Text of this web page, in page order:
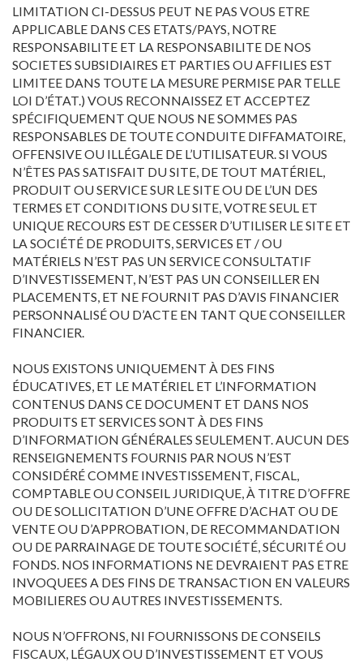
LIMITATION CI-DESSUS PEUT NE PAS VOUS ETRE
APPLICABLE DANS CES ETATS/PAYS, NOTRE
RESPONSABILITE ET LA RESPONSABILITE DE NOS
SOCIETES SUBSIDIAIRES ET PARTIES OU AFFILIES EST
LIMITEE DANS TOUTE LA MESURE PERMISE PAR TELLE
LOI D’ÉTAT.) VOUS RECONNAISSEZ ET ACCEPTEZ
SPÉCIFIQUEMENT QUE NOUS NE SOMMES PAS
RESPONSABLES DE TOUTE CONDUITE DIFFAMATOIRE,
OFFENSIVE OU ILLÉGALE DE L’UTILISATEUR. SI VOUS
N’ÊTES PAS SATISFAIT DU SITE, DE TOUT MATÉRIEL,
PRODUIT OU SERVICE SUR LE SITE OU DE L’UN DES
TERMES ET CONDITIONS DU SITE, VOTRE SEUL ET
UNIQUE RECOURS EST DE CESSER D’UTILISER LE SITE ET
LA SOCIÉTÉ DE PRODUITS, SERVICES ET / OU
MATÉRIELS N’EST PAS UN SERVICE CONSULTATIF
D’INVESTISSEMENT, N’EST PAS UN CONSEILLER EN
PLACEMENTS, ET NE FOURNIT PAS D’AVIS FINANCIER
PERSONNALISÉ OU D’ACTE EN TANT QUE CONSEILLER
FINANCIER.
NOUS EXISTONS UNIQUEMENT À DES FINS
ÉDUCATIVES, ET LE MATÉRIEL ET L’INFORMATION
CONTENUS DANS CE DOCUMENT ET DANS NOS
PRODUITS ET SERVICES SONT À DES FINS
D’INFORMATION GÉNÉRALES SEULEMENT. AUCUN DES
RENSEIGNEMENTS FOURNIS PAR NOUS N’EST
CONSIDÉRÉ COMME INVESTISSEMENT, FISCAL,
COMPTABLE OU CONSEIL JURIDIQUE, À TITRE D’OFFRE
OU DE SOLLICITATION D’UNE OFFRE D’ACHAT OU DE
VENTE OU D’APPROBATION, DE RECOMMANDATION
OU DE PARRAINAGE DE TOUTE SOCIÉTÉ, SÉCURITÉ OU
FONDS. NOS INFORMATIONS NE DEVRAIENT PAS ETRE
INVOQUEES A DES FINS DE TRANSACTION EN VALEURS
MOBILIERES OU AUTRES INVESTISSEMENTS.
NOUS N’OFFRONS, NI FOURNISSONS DE CONSEILS
FISCAUX, LÉGAUX OU D’INVESTISSEMENT ET VOUS